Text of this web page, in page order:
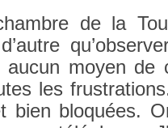
de la
aucun moyen de
les
bien bloquées.